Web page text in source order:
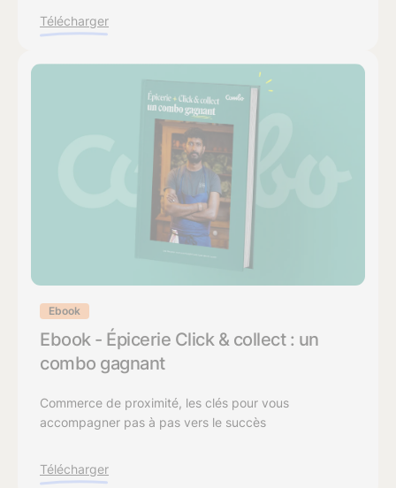
Télécharger
Ebook
Ebook - Épicerie Click & collect : un
combo gagnant
Commerce de proximité, les clés pour vous
accompagner pas à pas vers le succès
Télécharger